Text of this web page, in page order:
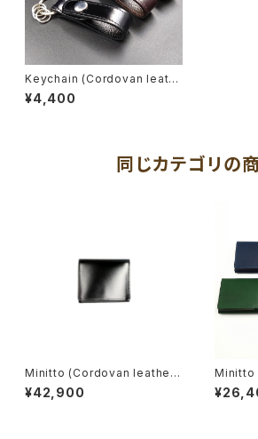
Keychain (Cordovan leath
er)
¥4,400
同じカテゴリの
Minitto (Cordovan leather)
/ Mini wallet
¥42,900
Minitto
Mini